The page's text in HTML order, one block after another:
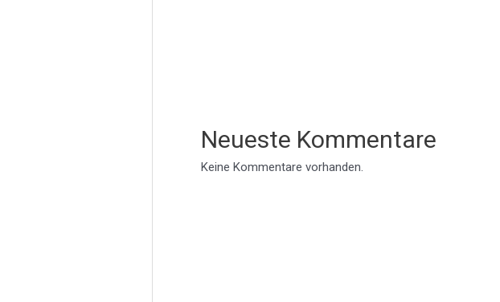
Neueste Kommentare
Keine Kommentare vorhanden.